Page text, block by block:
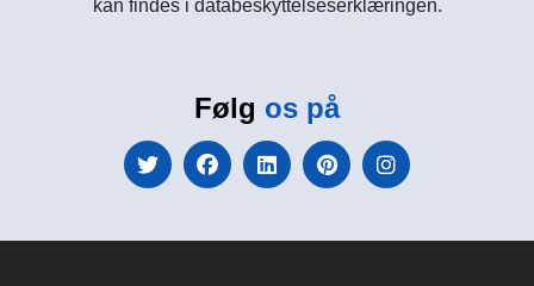
kan findes i databeskyttelseserklæringen.
Følg os på